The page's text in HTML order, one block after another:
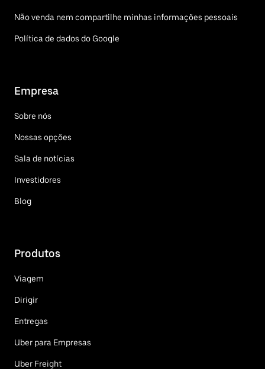
Não venda nem compartilhe minhas informações pessoais
Política de dados do Google
Empresa
Sobre nós
Nossas opções
Sala de notícias
Investidores
Blog
Produtos
Viagem
Dirigir
Entregas
Uber para Empresas
Uber Freight